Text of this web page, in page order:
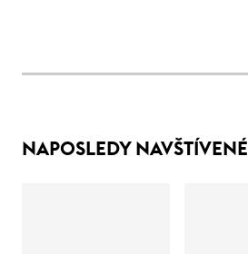
NAPOSLEDY NAVŠTÍVENÉ